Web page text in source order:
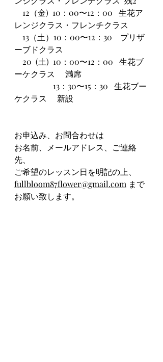
12（金)  10：00〜12：00   生花ア
レンジクラス・フレンチクラス
13（土）10：00〜12：30　プリザ
ーブドクラス
20  (土)  10：00〜12：00   生花ブ
ーケクラス　 満席
13：30〜15：30   生花ブー
ケクラス　 新設
お申込み、お問合わせは
お名前、メールアドレス、ご連絡
先、
ご希望のレッスン日を明記の上、
fullbloom87flower@gmail.com まで
お願い致します。